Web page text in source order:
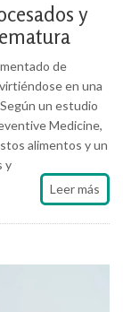
y
de
en una
un estudio
Medicine,
alimentos y un
y
Leer más